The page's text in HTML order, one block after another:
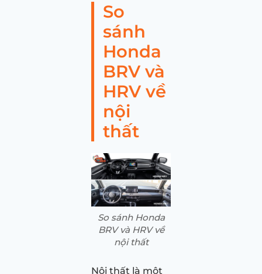
So
sánh
Honda
BRV và
HRV về
nội
thất
So sánh Honda
BRV và HRV về
nội thất
Nội thất là một